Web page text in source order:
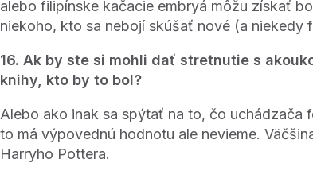
alebo filipínske kačacie embryá môžu získať
niekoho, kto sa nebojí skúšať nové (a niekedy
16. Ak by ste si mohli dať stretnutie s
knihy, kto by to bol?
Alebo ako inak sa spýtať na to, čo uchádzača
to má výpovednú hodnotu ale nevieme.
Harryho Pottera.